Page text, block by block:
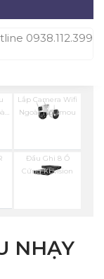
0938.112.399
Lắp Camera Wifi
Ngoài Trời Imou
Đầu Ghi 8 Ổ
Cứng Kbvision
NHẠY